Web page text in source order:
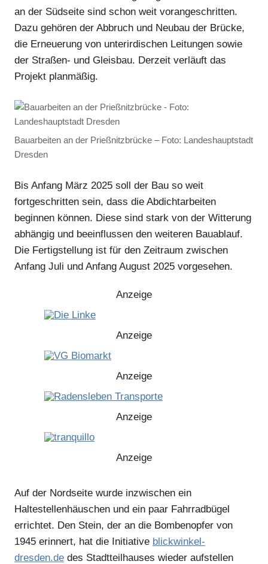
an der Südseite sind schon weit vorangeschritten.
Dazu gehören der Abbruch und Neubau der Brücke,
die Erneuerung von unterirdischen Leitungen sowie
der Straßen- und Gleisbau. Derzeit verläuft das
Projekt planmäßig.
Bauarbeiten an der Prießnitzbrücke – Foto: Landeshauptstadt
Dresden
Bis Anfang März 2025 soll der Bau so weit
fortgeschritten sein, dass die Abdichtarbeiten
beginnen können. Diese sind stark von der Witterung
abhängig und beeinflussen den weiteren Bauablauf.
Die Fertigstellung ist für den Zeitraum zwischen
Anfang Juli und Anfang August 2025 vorgesehen.
Anzeige
Anzeige
Anzeige
Anzeige
Anzeige
Auf der Nordseite wurde inzwischen ein
Haltestellenhäuschen und ein paar Fahrradbügel
errichtet. Den Stein, der an die Bombenopfer von
1945 erinnert, hat die Initiative blickwinkel-
dresden.de des Stadtteilhauses wieder aufstellen